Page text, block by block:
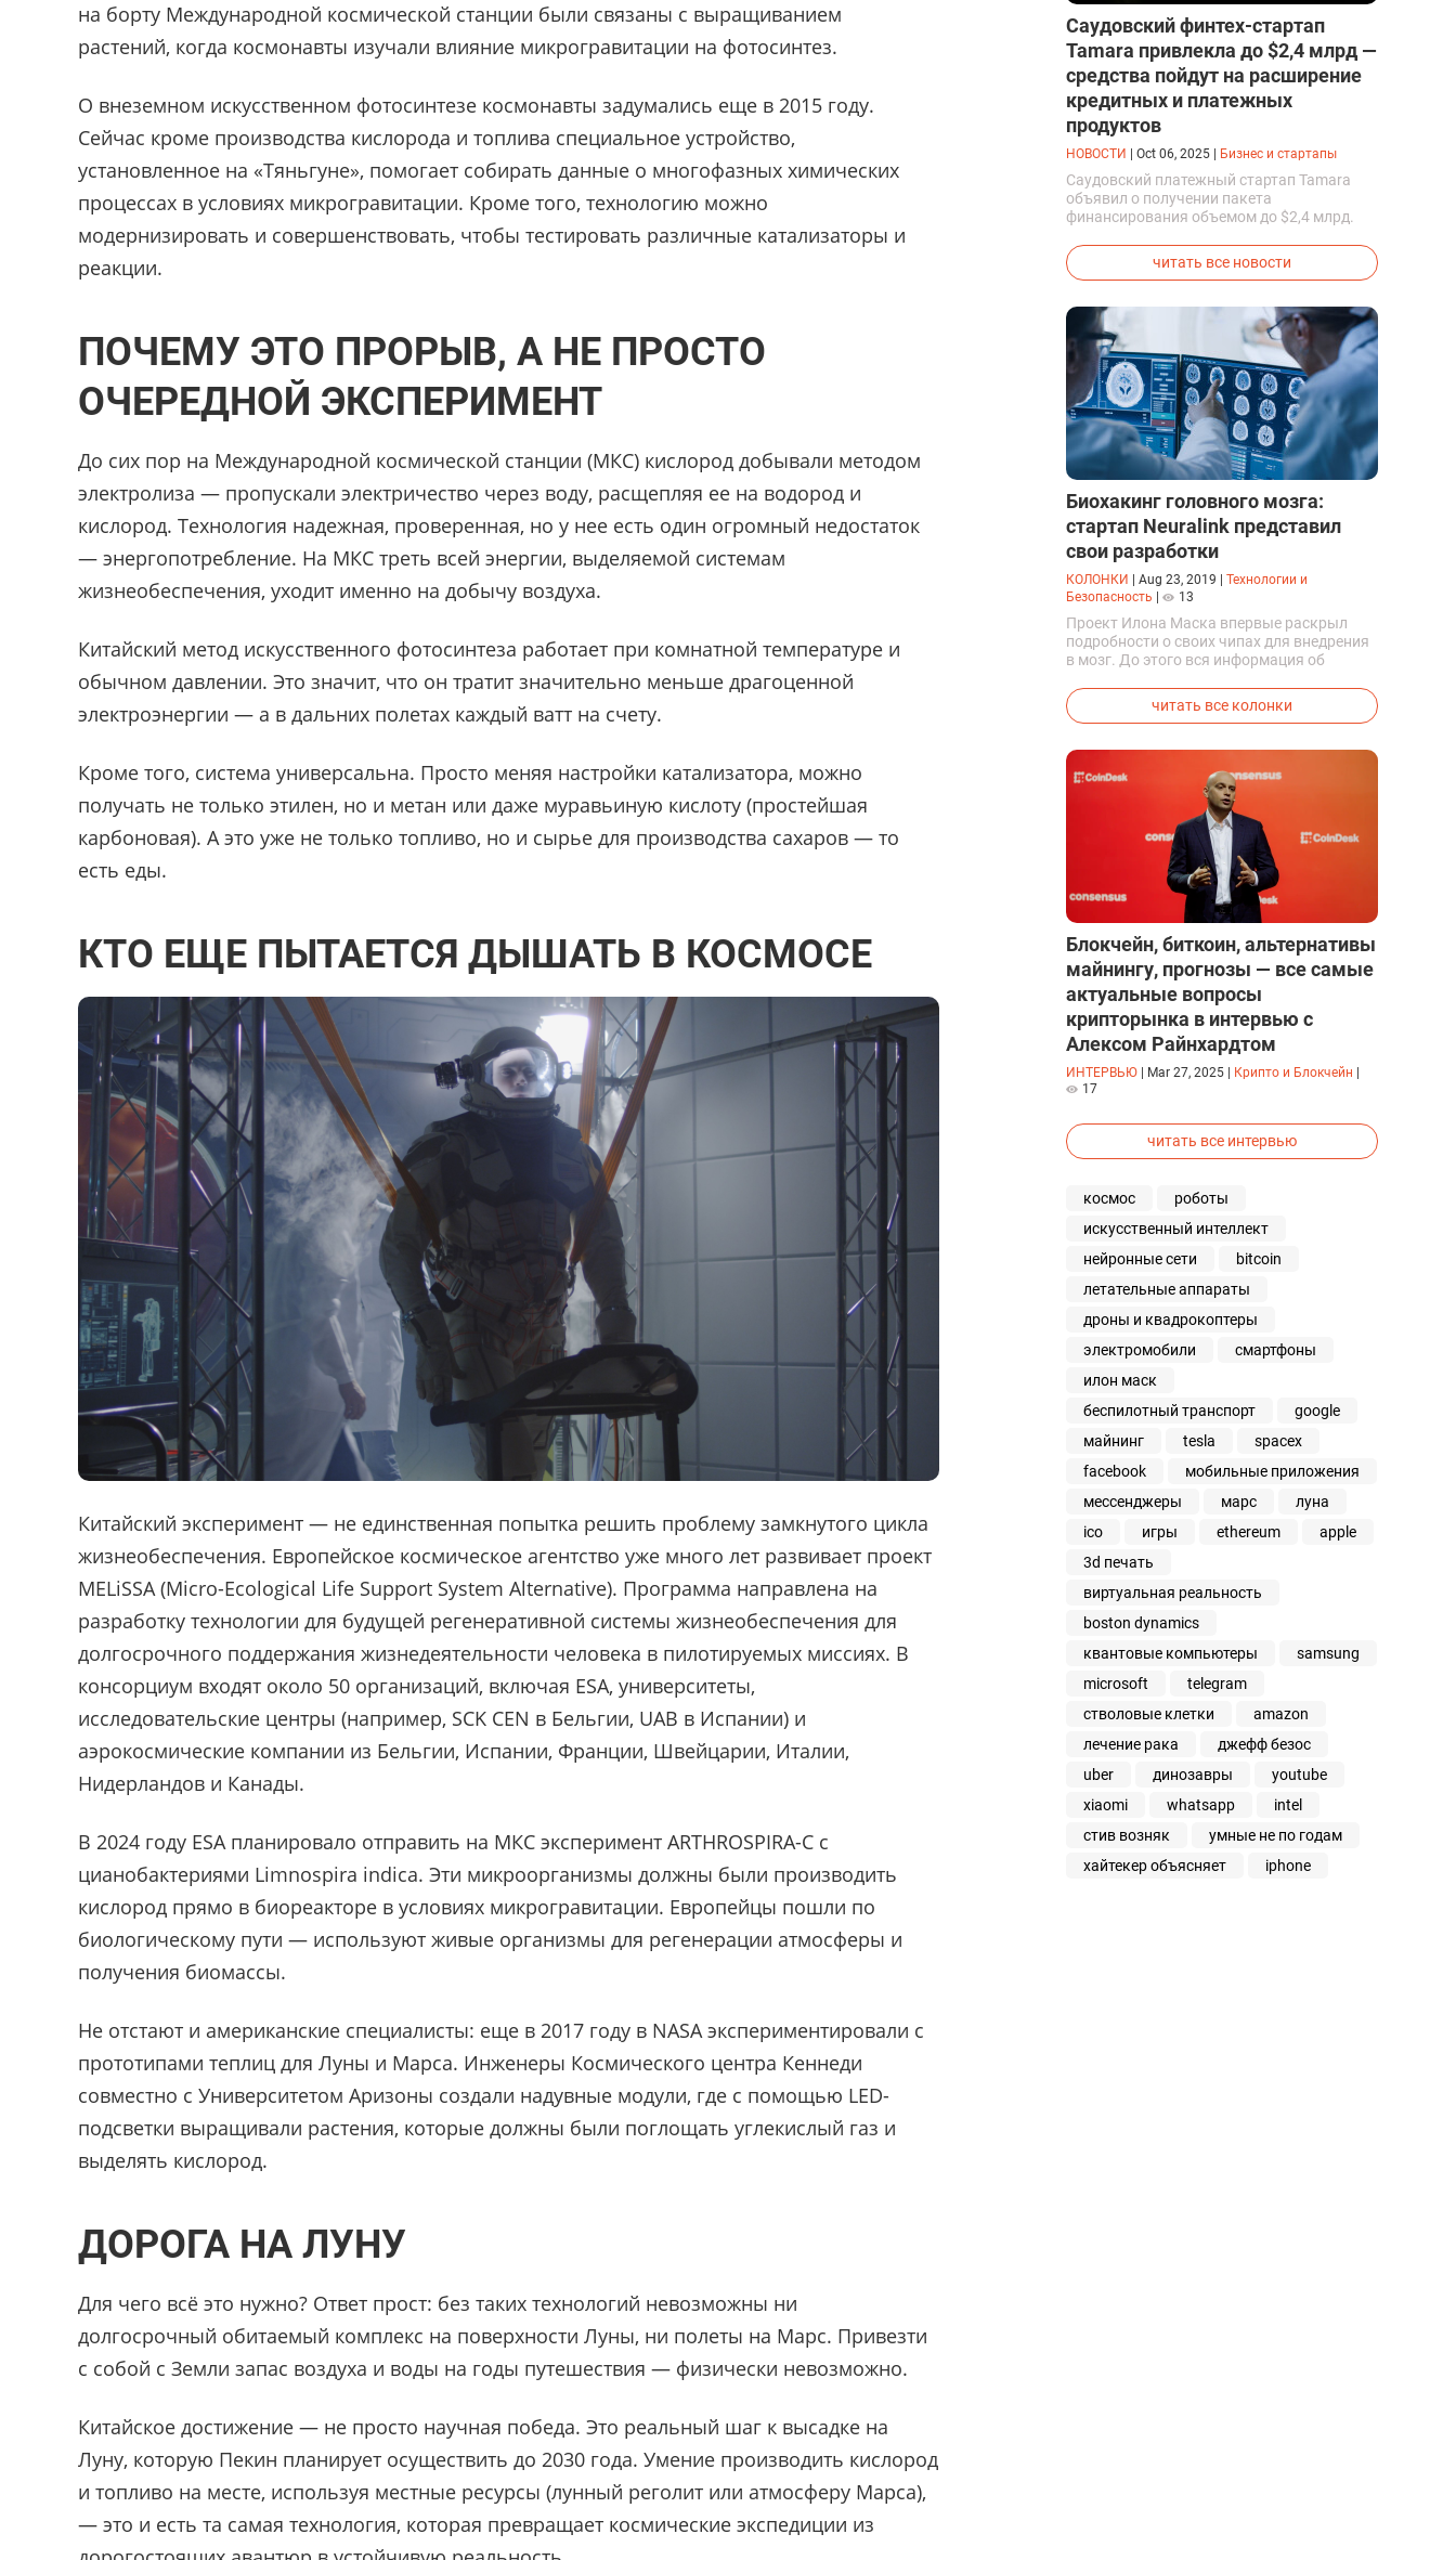
на борту Международной космической станции были связаны с выращиванием
растений, когда космонавты изучали влияние микрогравитации на фотосинтез.
О внеземном искусственном фотосинтезе космонавты задумались еще в 2015 году.
Сейчас кроме производства кислорода и топлива специальное устройство,
установленное на «Тяньгуне», помогает собирать данные о многофазных химических
процессах в условиях микрогравитации. Кроме того, технологию можно
модернизировать и совершенствовать, чтобы тестировать различные катализаторы и
реакции.
ПОЧЕМУ ЭТО ПРОРЫВ, А НЕ ПРОСТО
ОЧЕРЕДНОЙ ЭКСПЕРИМЕНТ
До сих пор на Международной космической станции (МКС) кислород добывали методом
электролиза — пропускали электричество через воду, расщепляя ее на водород и
кислород. Технология надежная, проверенная, но у нее есть один огромный недостаток
— энергопотрeбление. На МКС треть всей энергии, выделяемой системам
жизнеобеспечения, уходит именно на добычу воздуха.
Китайский метод искусственного фотосинтеза работает при комнатной температуре и
обычном давлении. Это значит, что он тратит значительно меньше драгоценной
электроэнергии — а в дальних полетах каждый ватт на счету.
Кроме того, система универсальна. Просто меняя настройки катализатора, можно
получать не только этилен, но и метан или даже муравьиную кислоту (простейшая
карбоновая). А это уже не только топливо, но и сырье для производства сахаров — то
есть еды.
КТО ЕЩЕ ПЫТАЕТСЯ ДЫШАТЬ В КОСМОСЕ
Китайский эксперимент — не единственная попытка решить проблему замкнутого цикла
жизнеобеспечения. Европейское космическое агентство уже много лет развивает проект
MELiSSA (Micro-Ecological Life Support System Alternative). Программа направлена на
разработку технологии для будущей регенеративной системы жизнеобеспечения для
долгосрочного поддержания жизнедеятельности человека в пилотируемых миссиях. В
консорциум входят около 50 организаций, включая ESA, университеты,
исследовательские центры (например, SCK CEN в Бельгии, UAB в Испании) и
аэрокосмические компании из Бельгии, Испании, Франции, Швейцарии, Италии,
Нидерландов и Канады.
В 2024 году ESA планировало отправить на МКС эксперимент ARTHROSPIRA-C с
цианобактериями Limnospira indica. Эти микроорганизмы должны были производить
кислород прямо в биореакторе в условиях микрогравитации. Европейцы пошли по
биологическому пути — используют живые организмы для регенерации атмосферы и
получения биомассы.
Не отстают и американские специалисты: еще в 2017 году в NASA экспериментировали с
прототипами теплиц для Луны и Марса. Инженеры Космического центра Кеннеди
совместно с Университетом Аризоны создали надувные модули, где с помощью LED-
подсветки выращивали растения, которые должны были поглощать углекислый газ и
выделять кислород.
ДОРОГА НА ЛУНУ
Для чего всё это нужно? Ответ прост: без таких технологий невозможны ни
долгосрочный обитаемый комплекс на поверхности Луны, ни полеты на Марс. Привезти
с собой с Земли запас воздуха и воды на годы путешествия — физически невозможно.
Китайское достижение — не просто научная победа. Это реальный шаг к высадке на
Луну, которую Пекин планирует осуществить до 2030 года. Умение производить кислород
и топливо на месте, используя местные ресурсы (лунный реголит или атмосферу Марса),
— это и есть та самая технология, которая превращает космические экспедиции из
Саудовский финтех-стартап
Tamara привлекла до $2,4 млрд —
средства пойдут на расширение
кредитных и платежных
продуктов
НОВОСТИ Oct 06, 2025 Бизнес и стартапы
Саудовский платежный стартап Tamara
объявил о получении пакета
финансирования объемом до $2,4 млрд.
Goldman Sachs, финансовый конгломерат
Citi и частные фонда прямых инвестиций
Global Management.
читать все новости
Биохакинг головного мозга:
стартап Neuralink представил
свои разработки
КОЛОНКИ Aug 23, 2019
Технологии и
Безопасность
13
Проект Илона Маска впервые раскрыл
подробности о своих чипах для внедрения
в мозг. До этого вся информация об
читать все колонки
Блокчейн, биткоин, альтернативы
майнингу, прогнозы — все самые
актуальные вопросы
крипторынка в интервью с
Алексом Райнхардтом
ИНТЕРВЬЮ Mar 27, 2025 Крипто и Блокчейн
17
читать все интервью
космос
роботы
искусственный интеллект
нейронные сети
bitcoin
летательные аппараты
дроны и квадрокоптеры
электромобили
смартфоны
илон маск
беспилотный транспорт
google
майнинг
tesla
spacex
facebook
мобильные приложения
мессенджеры
марс
луна
ico
игры ethereum
apple
3d печать
виртуальная реальность
boston dynamics
квантовые компьютеры
samsung
microsoft
telegram
стволовые клетки
amazon
лечение рака
джефф безос
uber
динозавры
youtube
xiaomi
whatsapp
intel
стив возняк
умные не по годам
хайтекер объясняет
iphone